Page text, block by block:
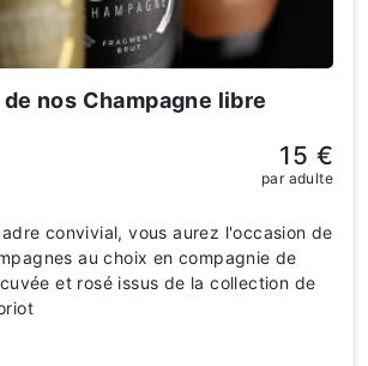
nos Champagne libre
convivial, vous aurez l'occasion de
au choix en compagnie de
et rosé issus de la collection de
15 €
par adulte